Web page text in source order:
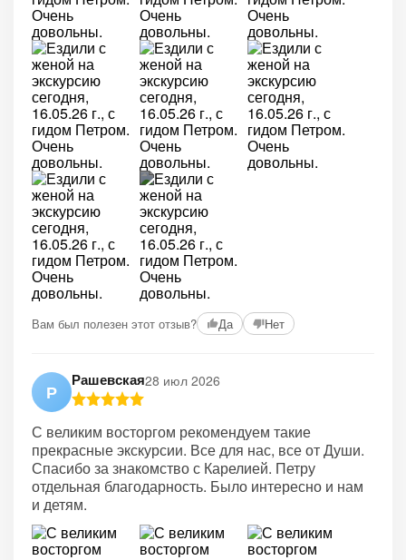
Вам был полезен этот отзыв? Да Нет
Р
Рашевская28 июл 2026
С великим восторгом рекомендуем такие
прекрасные экскурсии. Все для нас, все от Души.
Спасибо за знакомство с Карелией. Петру
отдельная благодарность. Было интересно и нам
и детям.